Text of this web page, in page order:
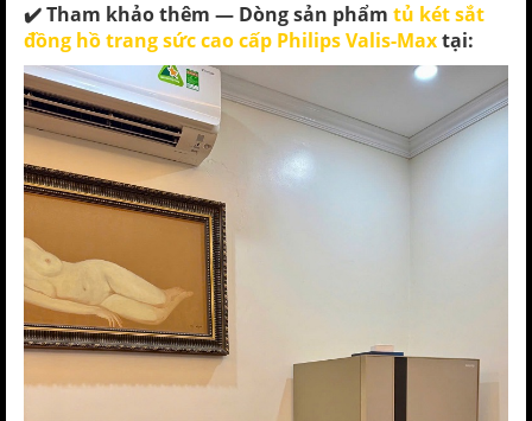
✔️ Tham khảo thêm — Dòngsản phẩm tủ két sắt
đồng hồ trang sức cao cấp Philips Valis-Maxtại: